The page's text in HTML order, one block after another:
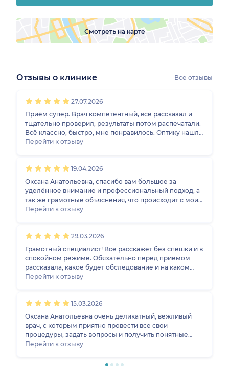
Смотреть на карте
Отзывы о клинике Все отзывы
27.07.2026
Приём супер. Врач компетентный, всё рассказал и
тщательно проверил, результаты потом распечатали.
Всё классно, быстро, мне понравилось. Оптику нашла
без проблем, внутри чисто и комфортно. Меня сразу
Перейти к отзыву
19.04.2026
Оксана Анатольевна, спасибо вам большое за
уделённое внимание и профессиональный подход, а
так же грамотные объяснения, что происходит с моим
зрением. Проверка зрения заняла около часа,
подобранных очках минут 15,чтоб я оценила комфорт
заранее.
Перейти к отзыву
29.03.2026
Грамотный специалист! Все расскажет без спешки и в
спокойном режиме. Обязательно перед приемом
рассказала, какое будет обследование и на каком
аппарате. В процессе было много рекомендаций и
доброжелательна. Остались положительные
впечатления от посещения центра «Смотри» на
звездной.
Перейти к отзыву
15.03.2026
Оксана Анатольевна очень деликатный, вежливый
врач, с которым приятно провести все свои
процедуры, задать вопросы и получить понятные
обычному человеку ответы )) получила помощь в
Перейти к отзыву